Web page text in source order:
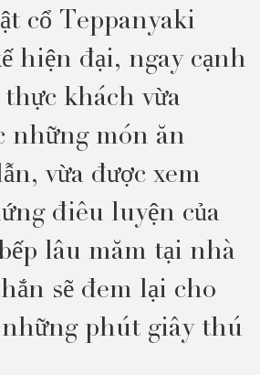
cổ Teppanyaki
hiện đại, ngay cạnh
khách vừa
những món ăn
vừa được xem
điêu luyện của
lâu măm tại nhà
sẽ đem lại cho
phút giây thú